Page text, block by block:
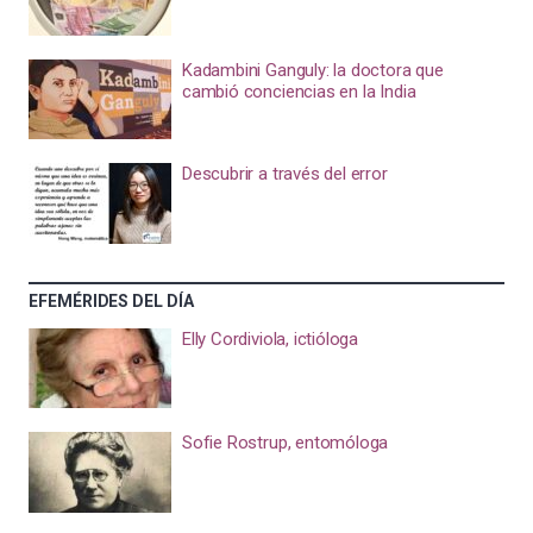
Kadambini Ganguly: la doctora que
cambió conciencias en la India
Descubrir a través del error
EFEMÉRIDES DEL DÍA
Elly Cordiviola, ictióloga
Sofie Rostrup, entomóloga